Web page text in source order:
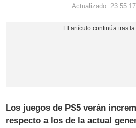
Actualizado: 23:55
Los juegos de PS5 verán
respecto a los de la actual